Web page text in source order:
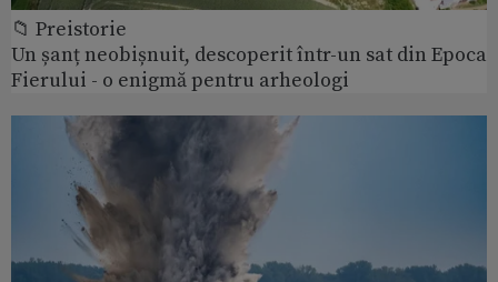
📁 Preistorie
Un șanț neobișnuit, descoperit într-un sat din Epoca
Fierului - o enigmă pentru arheologi